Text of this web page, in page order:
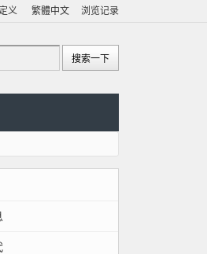
义 繁體中文 浏览记录